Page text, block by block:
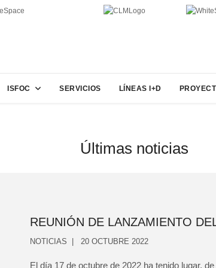
ISFOC SERVICIOS LÍNEAS I+D
Últimas noticias
REUNIÓN DE LANZAMIENTO
NOTICIAS 20 OCTUBRE 2022
El día 17 de octubre de 2022 ha tenido lugar,